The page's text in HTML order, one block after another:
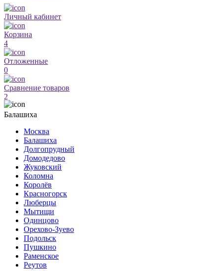
Личный кабинет
Корзина
4
Отложенные
0
Сравнение товаров
2
Балашиха
Москва
Балашиха
Долгопрудный
Домодедово
Жуковский
Коломна
Королёв
Красногорск
Люберцы
Мытищи
Одинцово
Орехово-Зуево
Подольск
Пушкино
Раменское
Реутов